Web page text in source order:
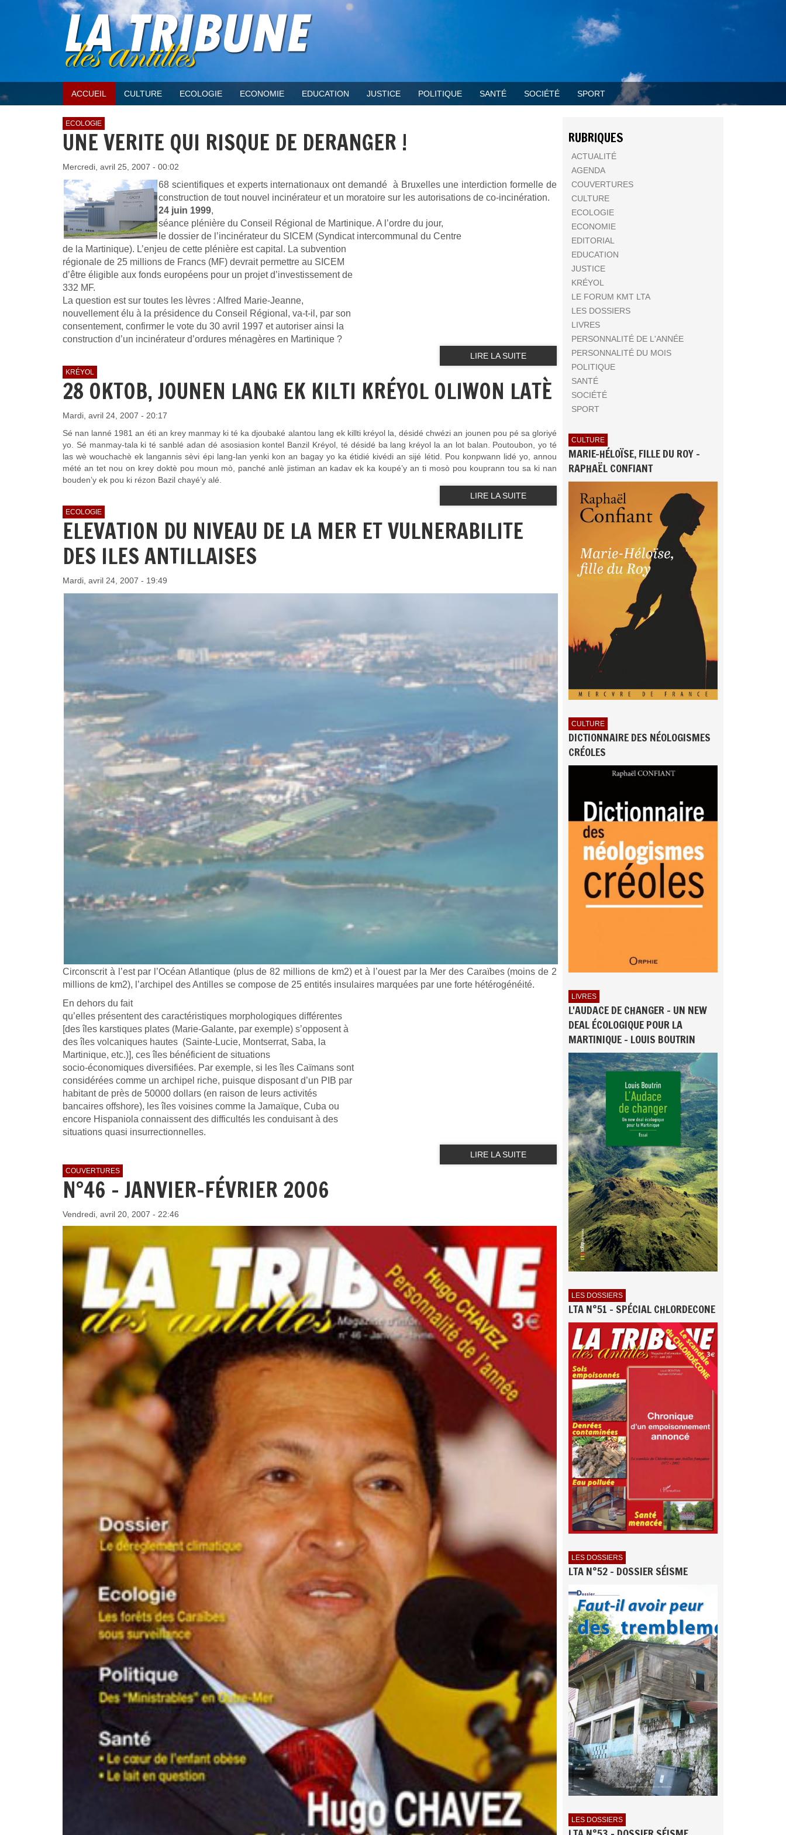
ACCUEIL CULTURE ECOLOGIE ECONOMIE EDUCATION JUSTICE POLITIQUE SANTÉ SOCIÉTÉ SPORT
ECOLOGIE
UNE VERITE QUI RISQUE DE DERANGER !
Mercredi, avril 25, 2007 - 00:02
68 scientifiques et experts internationaux ont demandé à Bruxelles une interdiction formelle de
construction de tout nouvel incinérateur et un moratoire sur les autorisations de co-incinération.
24 juin 1999,
séance plénière du Conseil Régional de Martinique. A l’ordre du jour,
le dossier de l’incinérateur du SICEM (Syndicat intercommunal du Centre
de la Martinique). L’enjeu de cette plénière est capital. La subvention
régionale de 25 millions de Francs (MF) devrait permettre au SICEM
d’être éligible aux fonds européens pour un projet d’investissement de
332 MF.
La question est sur toutes les lèvres : Alfred Marie-Jeanne,
nouvellement élu à la présidence du Conseil Régional, va-t-il, par son
consentement, confirmer le vote du 30 avril 1997 et autoriser ainsi la
construction d’un incinérateur d’ordures ménagères en Martinique ?
LIRE LA SUITE
KRÉYOL
28 OKTOB, JOUNEN LANG EK KILTI KRÉYOL OLIWON LATÈ
Mardi, avril 24, 2007 - 20:17
Sé nan lanné 1981 an éti an krey manmay ki té ka djoubaké alantou lang ek killti kréyol la, désidé chwézi an jounen pou pé sa gloriyé
yo. Sé manmay-tala ki té sanblé adan dé asosiasion kontel Banzil Kréyol, té désidé ba lang kréyol la an lot balan. Poutoubon, yo té
las wè wouchachè ek langannis sèvi épi lang-lan yenki kon an bagay yo ka étidié kivédi an sijé létid. Pou konpwann lidé yo, annou
mété an tet nou on krey doktè pou moun mò, panché anlè jistiman an kadav ek ka koupé’y an ti mosò pou kouprann tou sa ki nan
bouden’y ek pou ki rézon Bazil chayé’y alé.
LIRE LA SUITE
ECOLOGIE
ELEVATION DU NIVEAU DE LA MER ET VULNERABILITE
DES ILES ANTILLAISES
Mardi, avril 24, 2007 - 19:49
Circonscrit à l’est par l’Océan Atlantique (plus de 82 millions de km2) et à l’ouest par la Mer des Caraïbes (moins de 2
millions de km2), l’archipel des Antilles se compose de 25 entités insulaires marquées par une forte hétérogénéité.
En dehors du fait
qu’elles présentent des caractéristiques morphologiques différentes
[des îles karstiques plates (Marie-Galante, par exemple) s’opposent à
des îles volcaniques hautes (Sainte-Lucie, Montserrat, Saba, la
Martinique, etc.)], ces îles bénéficient de situations
socio-économiques diversifiées. Par exemple, si les îles Caïmans sont
considérées comme un archipel riche, puisque disposant d’un PIB par
habitant de près de 50000 dollars (en raison de leurs activités
bancaires offshore), les îles voisines comme la Jamaïque, Cuba ou
encore Hispaniola connaissent des difficultés les conduisant à des
situations quasi insurrectionnelles.
LIRE LA SUITE
COUVERTURES
N°46 - JANVIER-FÉVRIER 2006
Vendredi, avril 20, 2007 - 22:46
RUBRIQUES
ACTUALITÉ
AGENDA
COUVERTURES
CULTURE
ECOLOGIE
ECONOMIE
EDITORIAL
EDUCATION
JUSTICE
KRÉYOL
LE FORUM KMT LTA
LES DOSSIERS
LIVRES
PERSONNALITÉ DE L'ANNÉE
PERSONNALITÉ DU MOIS
POLITIQUE
SANTÉ
SOCIÉTÉ
SPORT
CULTURE
MARIE-HÉLOÏSE, FILLE DU ROY -
RAPHAËL CONFIANT
CULTURE
DICTIONNAIRE DES NÉOLOGISMES
CRÉOLES
LIVRES
L'AUDACE DE CHANGER - UN NEW
DEAL ÉCOLOGIQUE POUR LA
MARTINIQUE - LOUIS BOUTRIN
LES DOSSIERS
LTA N°51 - SPÉCIAL CHLORDECONE
LES DOSSIERS
LTA N°52 - DOSSIER SÉISME
LES DOSSIERS